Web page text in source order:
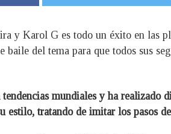
y Karol G es todo un éxito en las
baile del tema para que todos sus
mundiales y ha realizado
tratando de imitar los pasos